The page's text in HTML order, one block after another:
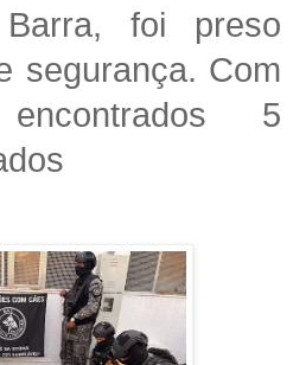
foi preso
segurança. Com
5